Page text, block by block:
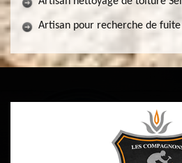
Artisan pour recherche de